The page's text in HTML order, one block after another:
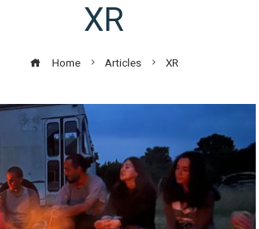
XR
Home Articles XR